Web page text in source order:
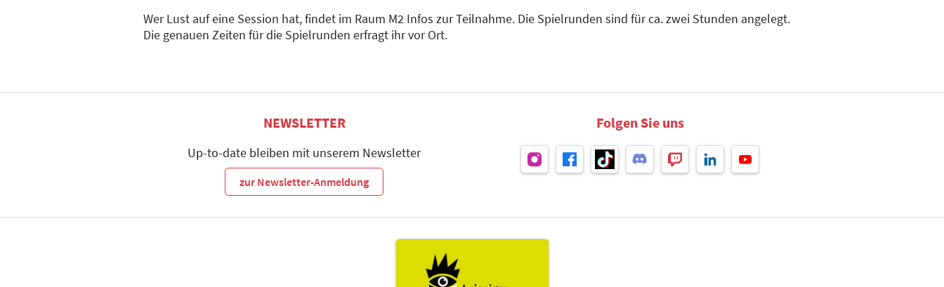
Wer Lust auf eine Session hat, findet im Raum M2 Infos zur Teilnahme. Die Spielrunden sind für ca. zwei Stunden angelegt.
Die genauen Zeiten für die Spielrunden erfragt ihr vor Ort.
NEWSLETTER
Up-to-date bleiben mit unserem Newsletter
zur Newsletter-Anmeldung
Folgen Sie uns